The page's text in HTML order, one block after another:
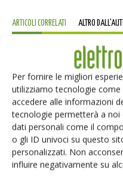
Per fornire le migliori
utilizziamo tecnologie
accedere alle informazioni
tecnologie permetterà a
dati personali come il
o gli ID univoci su questo
personalizzati. Non
influire negativamente su
ARTICOLI CORRELATI ALTRO
IA
decisiva
Smart
Siemens